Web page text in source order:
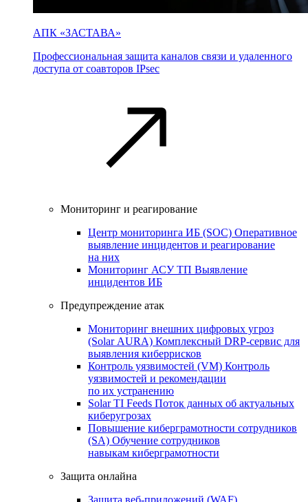
АПК «ЗАСТАВА»
Профессиональная защита каналов связи и удаленного
доступа от соавторов IPsec
Мониторинг и реагирование
Центр мониторинга ИБ (SOC) Оперативное
выявление инцидентов и реагирование
на них
Мониторинг АСУ ТП Выявление
инцидентов ИБ
Предупреждение атак
Мониторинг внешних цифровых угроз
(Solar AURA) Комплексный DRP-сервис для
выявления киберрисков
Контроль уязвимостей (VM) Контроль
уязвимостей и рекомендации
по их устранению
Solar TI Feeds Поток данных об актуальных
киберугрозах
Повышение киберграмотности сотрудников
(SA) Обучение сотрудников
навыкам киберграмотности
Защита онлайна
Защита веб-приложений (WAF)